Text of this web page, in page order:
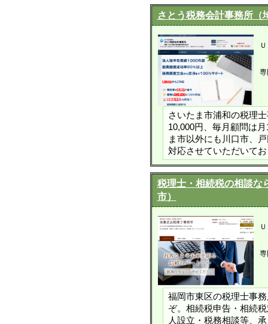
さとう税務会計事務所（
専
さいたま市浦和の税理
10,000円、毎月顧問は
ま市以外にも川口市、
対応させていただいて
税理士・相続税の相談な
市）
専
福岡市東区の税理士事
ぞ。相続税申告・相続
人設立・税務相談等、